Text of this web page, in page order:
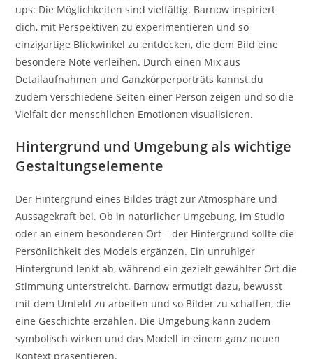
ups: Die Möglichkeiten sind vielfältig. Barnow inspiriert
dich, mit Perspektiven zu experimentieren und so
einzigartige Blickwinkel zu entdecken, die dem Bild eine
besondere Note verleihen. Durch einen Mix aus
Detailaufnahmen und Ganzkörperporträts kannst du
zudem verschiedene Seiten einer Person zeigen und so die
Vielfalt der menschlichen Emotionen visualisieren.
Hintergrund und Umgebung als wichtige
Gestaltungselemente
Der Hintergrund eines Bildes trägt zur Atmosphäre und
Aussagekraft bei. Ob in natürlicher Umgebung, im Studio
oder an einem besonderen Ort – der Hintergrund sollte die
Persönlichkeit des Models ergänzen. Ein unruhiger
Hintergrund lenkt ab, während ein gezielt gewählter Ort die
Stimmung unterstreicht. Barnow ermutigt dazu, bewusst
mit dem Umfeld zu arbeiten und so Bilder zu schaffen, die
eine Geschichte erzählen. Die Umgebung kann zudem
symbolisch wirken und das Modell in einem ganz neuen
Kontext präsentieren.